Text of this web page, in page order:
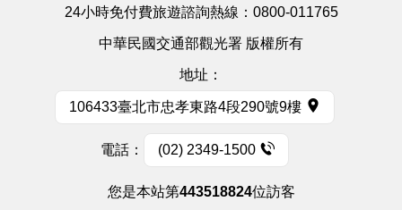
24小時免付費旅遊諮詢熱線： 0800-011765
中華民國交通部觀光署 版權所有
地址：
106433臺北市忠孝東路4段290號9樓
電話： (02) 2349-1500
您是本站第443518824位訪客